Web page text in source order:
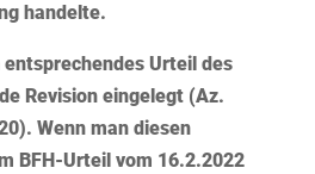
handelte.
entsprechendes Urteil des
Revision eingelegt (Az.
Wenn man diesen
BFH-Urteil vom 16.2.2022